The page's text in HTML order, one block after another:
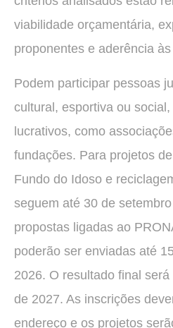
viabilidade orçamentária,
proponentes e aderência
Podem participar pessoas
cultural, esportiva ou
lucrativos, como
fundações. Para projetos
Fundo do Idoso e
seguem até 30 de
propostas ligadas ao
poderão ser enviadas até
2026. O resultado final
de 2027. As inscrições
endereço e os projetos